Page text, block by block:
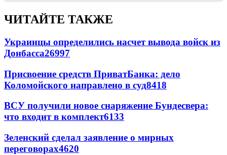
ЧИТАЙТЕ ТАКЖЕ
Украинцы определились насчет вывода войск из
Донбасса26997
Присвоение средств ПриватБанка: дело
Коломойского направлено в суд8418
ВСУ получили новое снаряжение Бундесвера:
что входит в комплект6133
Зеленский сделал заявление о мирных
переговорах4620